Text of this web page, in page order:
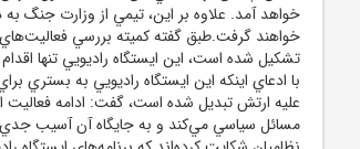
خواهد آمد. علاوه بر اين، تيمي از وزارت جنگ
خواهند گرفت.طبق گفته کميته بررسي
تشکيل شده است، اين ايستگاه راديويي تنها
با ادعاي اينکه اين ايستگاه راديويي به بستري
عليه ارتش تبديل شده است، گفت: ادامه فعاليت
مسائل سياسي مي‌کند و به جايگاه آن آسيب